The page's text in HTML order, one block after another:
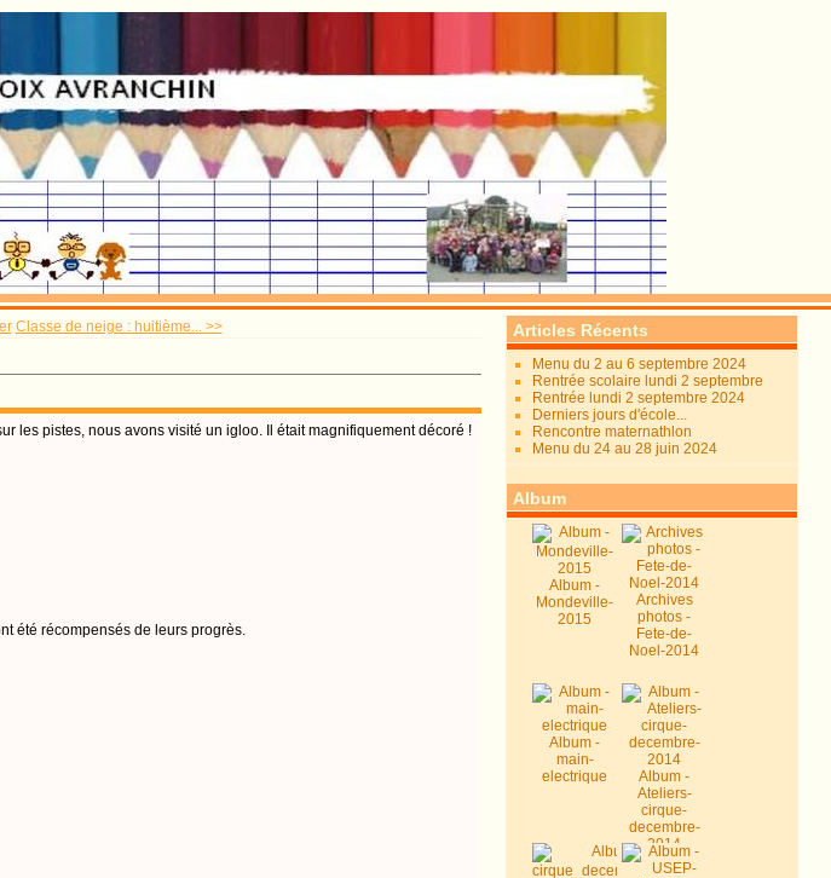
Classe de neige : huitième... >>
les pistes, nous avons visité un igloo. Il était magnifiquement décoré !
été récompensés de leurs progrès.
Articles Récents
Menu du 2 au 6 septembre 2024
Rentrée scolaire lundi 2 septembre
Rentrée lundi 2 septembre 2024
Derniers jours d'école...
Rencontre maternathlon
Menu du 24 au 28 juin 2024
Album
Album -
Mondeville-
2015
Archives
photos -
Fete-de-
Noel-2014
Album -
main-
electrique
Album -
Ateliers-
cirque-
decembre-
2014